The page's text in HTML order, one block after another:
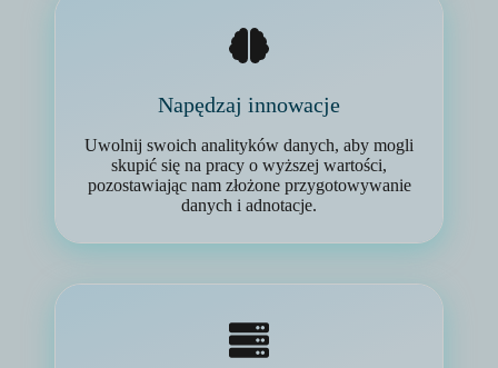
Napędzaj innowacje
Uwolnij swoich analityków danych, aby mogli
skupić się na pracy o wyższej wartości,
pozostawiając nam złożone przygotowywanie
danych i adnotacje.